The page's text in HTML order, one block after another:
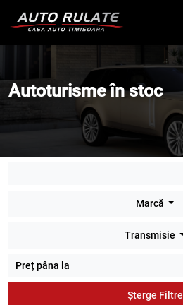
Autoturisme în stoc
Marcă
Transmisie
Șterge Filtre